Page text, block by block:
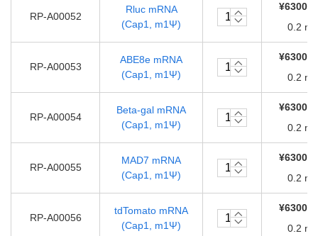
RP-A00052
Rluc mRNA
(Cap1, m1Ψ)
0.2 mg
RP-A00053
ABE8e mRNA
(Cap1, m1Ψ)
0.2 mg
RP-A00054
Beta-gal mRNA
(Cap1, m1Ψ)
0.2 mg
RP-A00055
MAD7 mRNA
(Cap1, m1Ψ)
0.2 mg
RP-A00056
tdTomato mRNA
(Cap1, m1Ψ)
0.2 mg